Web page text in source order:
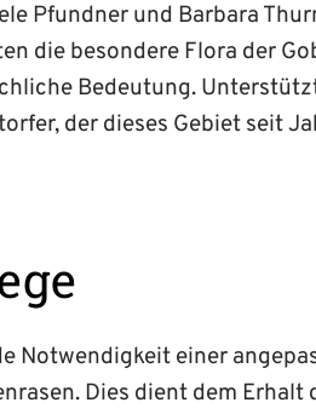
Pfundner und Barbara
die besondere Flora der
Bedeutung.
der dieses Gebiet seit
Notwendigkeit einer
Dies dient dem Erhalt